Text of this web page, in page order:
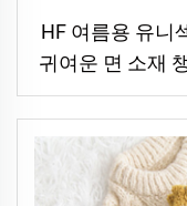
HF 여름용 유니
귀여운 면 소재